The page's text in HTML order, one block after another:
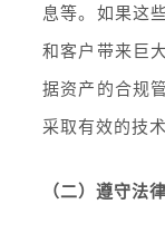
息等。如果这
和客户带来巨
据资产的合规
采取有效的技
（二）遵守法